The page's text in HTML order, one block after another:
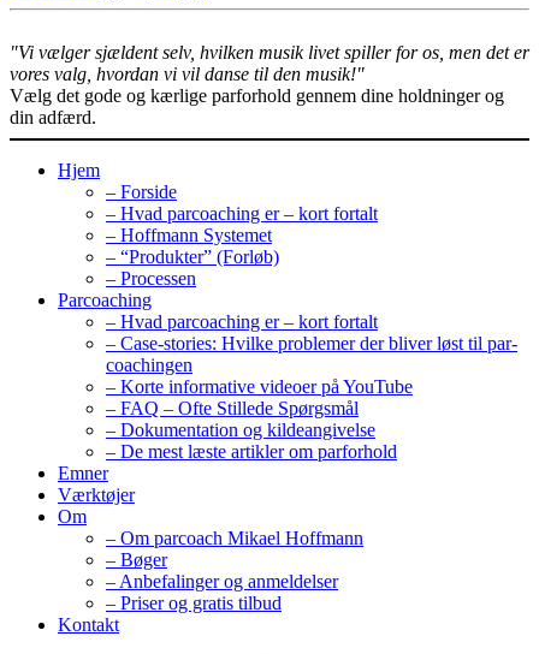
"Vi vælger sjældent selv, hvilken musik livet spiller for os, men det er
vores valg, hvordan vi vil danse til den musik!"
Vælg det gode og kærlige parforhold gennem dine holdninger og
din adfærd.
Hjem
– Forside
– Hvad parcoaching er – kort fortalt
– Hoffmann Systemet
– “Produkter” (Forløb)
– Processen
Parcoaching
– Hvad parcoaching er – kort fortalt
– Case-stories: Hvilke problemer der bliver løst til par-
coachingen
– Korte informative videoer på YouTube
– FAQ – Ofte Stillede Spørgsmål
– Dokumentation og kildeangivelse
– De mest læste artikler om parforhold
Emner
Værktøjer
Om
– Om parcoach Mikael Hoffmann
– Bøger
– Anbefalinger og anmeldelser
– Priser og gratis tilbud
Kontakt